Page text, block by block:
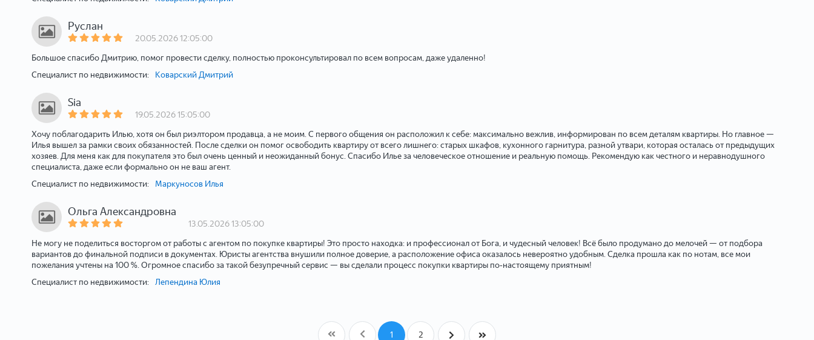
Руслан
20.05.2026 12:05:00
Большое спасибо Дмитрию, помог провести сделку, полностью проконсультировал по всем вопросам, даже удаленно!
Специалист по недвижимости:
Коварский Дмитрий
Sia
19.05.2026 15:05:00
Хочу поблагодарить Илью, хотя он был риэлтором продавца, а не моим. С первого общения он расположил к себе: максимально вежлив, информирован по всем деталям квартиры. Но главное —
Илья вышел за рамки своих обязанностей. После сделки он помог освободить квартиру от всего лишнего: старых шкафов, кухонного гарнитура, разной утвари, которая осталась от предыдущих
хозяев. Для меня как для покупателя это был очень ценный и неожиданный бонус. Спасибо Илье за человеческое отношение и реальную помощь. Рекомендую как честного и неравнодушного
специалиста, даже если формально он не ваш агент.
Специалист по недвижимости:
Маркуносов Илья
Ольга Александровна
13.05.2026 13:05:00
Не могу не поделиться восторгом от работы с агентом по покупке квартиры! Это просто находка: и профессионал от Бога, и чудесный человек! Всё было продумано до мелочей — от подбора
вариантов до финальной подписи в документах. Юристы агентства внушили полное доверие, а расположение офиса оказалось невероятно удобным. Сделка прошла как по нотам, все мои
пожелания учтены на 100 %. Огромное спасибо за такой безупречный сервис — вы сделали процесс покупки квартиры по‑настоящему приятным!
Специалист по недвижимости: Лепендина Юлия
1 2